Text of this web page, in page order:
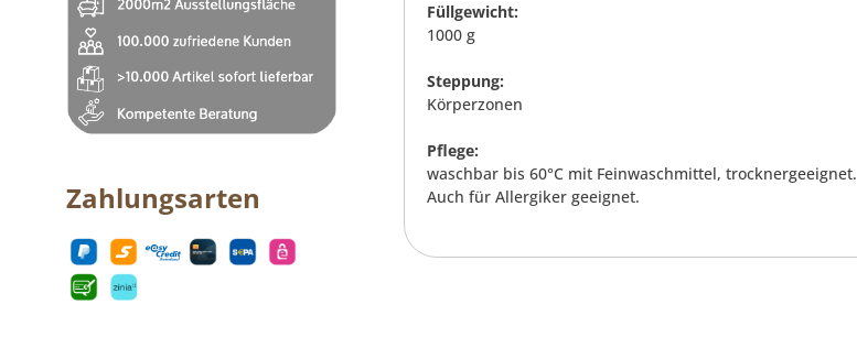
Zahlungsarten
Füllgewicht:
1000 g
Steppung:
Körperzonen
Pflege:
waschbar bis 60°C mit Feinwaschmittel, trocknergeeignet.
Auch für Allergiker geeignet.